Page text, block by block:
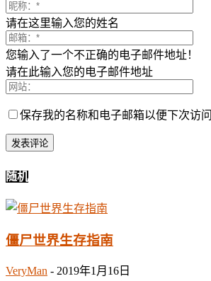
请在这里输入您的姓名
您输入了一个不正确的电子邮件地址！
请在此输入您的电子邮件地址
保存我的名称和电子邮箱以便下次访问
随机
僵尸世界生存指南
VeryMan - 2019年1月16日